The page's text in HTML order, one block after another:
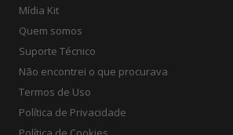
Mídia Kit
Quem somos
Suporte Técnico
Não encontrei o que procurava
Termos de Uso
Política de Privacidade